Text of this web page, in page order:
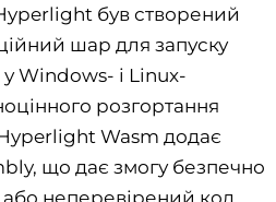
був створений
шар для запуску
Windows- і Linux-
розгортання
Wasm додає
що дає змогу безпечно
або неперевірений код